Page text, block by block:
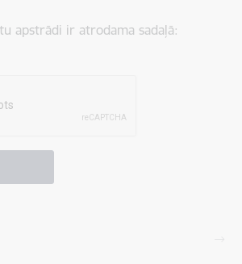
apstrādi ir atrodama sadaļā: